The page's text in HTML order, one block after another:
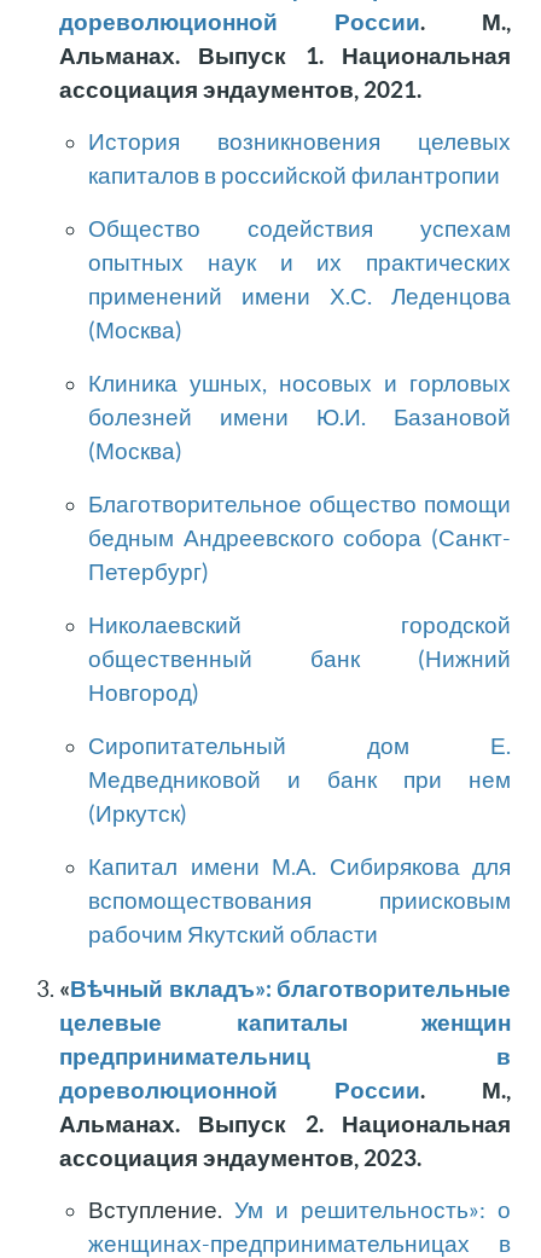
дореволюционной России. М.,
Альманах. Выпуск 1. Национальная
ассоциация эндаументов, 2021.
История возникновения целевых
капиталов в российской филантропии
Общество содействия успехам
опытных наук и их практических
применений имени Х.С. Леденцова
(Москва)
Клиника ушных, носовых и горловых
болезней имени Ю.И. Базановой
(Москва)
Благотворительное общество помощи
бедным Андреевского собора (Санкт-
Петербург)
Николаевский городской
общественный банк (Нижний
Новгород)
Сиропитательный дом Е.
Медведниковой и банк при нем
(Иркутск)
Капитал имени М.А. Сибирякова для
вспомоществования приисковым
рабочим Якутский области
«Вѣчный вкладъ»: благотворительные
целевые капиталы женщин
предпринимательниц в
дореволюционной России. М.,
Альманах. Выпуск 2. Национальная
ассоциация эндаументов, 2023.
Вступление. Ум и решительность»: о
женщинах-предпринимательницах в